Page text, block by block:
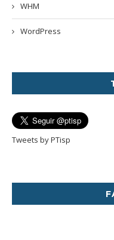
WHM
WordPress
Tweets by PTisp